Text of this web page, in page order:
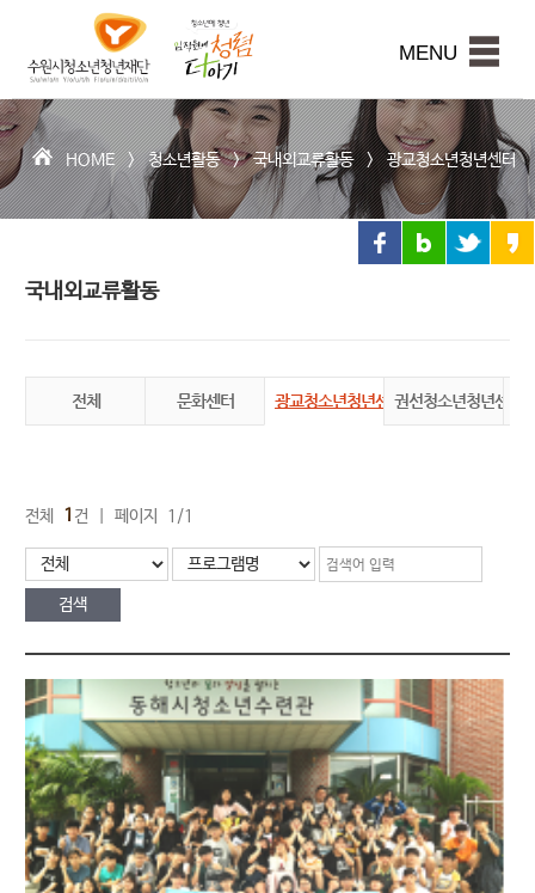
본문내용 바로가기
시
청
소
년
청
년
재
단
MENU
HOME >청소년활동>국내외교류활동>광교청소년청년센터
국내외교류활동
전체 문화센터 광교청소년청년센터권선청소년청년센터
전체 1 건 | 페이지 1/1